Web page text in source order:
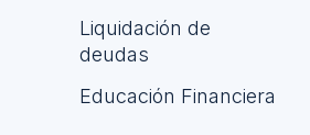
Liquidación de
deudas
Educación Financiera